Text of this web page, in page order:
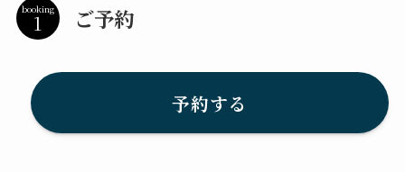
booking ご予約
予約する